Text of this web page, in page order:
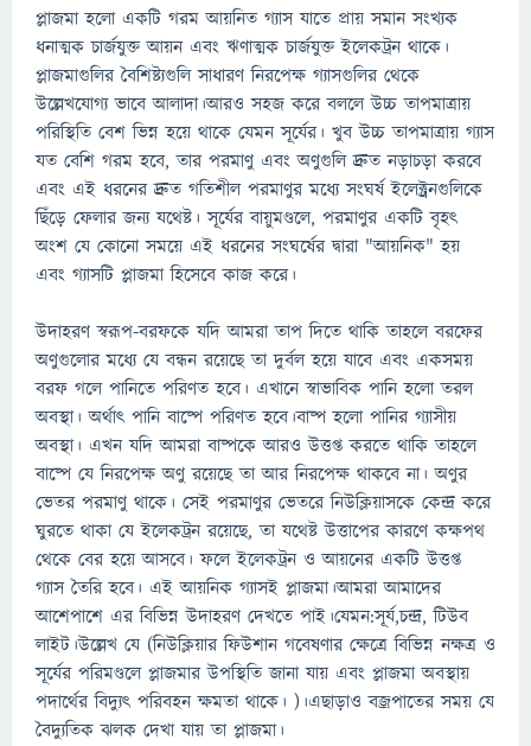
প্লাজমা হলো একটি গরম আয়নিত গ্যাস যাতে প্রায় সমান সংখ্যক
ধনাত্মক চার্জযুক্ত আয়ন এবং ঋণাত্মক চার্জযুক্ত ইলেকট্রন থাকে।
প্লাজমাগুলির বৈশিষ্ট্যগুলি সাধারণ নিরপেক্ষ গ্যাসগুলির থেকে
উল্লেখযোগ্য ভাবে আলাদা।আরও সহজ করে বললে উচ্চ তাপমাত্রায়
পরিস্থিতি বেশ ভিন্ন হয়ে থাকে যেমন সূর্যের। খুব উচ্চ তাপমাত্রায় গ্যাস
যত বেশি গরম হবে, তার পরমাণু এবং অণুগুলি দ্রুত নড়াচড়া করবে
এবং এই ধরনের দ্রুত গতিশীল পরমাণুর মধ্যে সংঘর্ষ ইলেক্ট্রনগুলিকে
ছিঁড়ে ফেলার জন্য যথেষ্ট। সূর্যের বায়ুমণ্ডলে, পরমাণুর একটি বৃহৎ
অংশ যে কোনো সময়ে এই ধরনের সংঘর্ষের দ্বারা "আয়নিক" হয়
এবং গ্যাসটি প্লাজমা হিসেবে কাজ করে।
উদাহরণ স্বরূপ-বরফকে যদি আমরা তাপ দিতে থাকি তাহলে বরফের
অণুগুলোর মধ্যে যে বন্ধন রয়েছে তা দুর্বল হয়ে যাবে এবং একসময়
বরফ গলে পানিতে পরিণত হবে। এখানে স্বাভাবিক পানি হলো তরল
অবস্থা। অর্থাৎ পানি বাষ্পে পরিণত হবে।বাষ্প হলো পানির গ্যাসীয়
অবস্থা। এখন যদি আমরা বাষ্পকে আরও উত্তপ্ত করতে থাকি তাহলে
বাষ্পে যে নিরপেক্ষ অণু রয়েছে তা আর নিরপেক্ষ থাকবে না। অণুর
ভেতর পরমাণু থাকে। সেই পরমাণুর ভেতরে নিউক্লিয়াসকে কেন্দ্র করে
ঘুরতে থাকা যে ইলেকট্রন রয়েছে, তা যথেষ্ট উত্তাপের কারণে কক্ষপথ
থেকে বের হয়ে আসবে। ফলে ইলেকট্রন ও আয়নের একটি উত্তপ্ত
গ্যাস তৈরি হবে। এই আয়নিক গ্যাসই প্লাজমা।আমরা আমাদের
আশেপাশে এর বিভিন্ন উদাহরণ দেখতে পাই।যেমন:সূর্য,চন্দ্র, টিউব
লাইট।উল্লেখ যে (নিউক্লিয়ার ফিউশান গবেষণার ক্ষেত্রে বিভিন্ন নক্ষত্র ও
সূর্যের পরিমণ্ডলে প্লাজমার উপস্থিতি জানা যায় এবং প্লাজমা অবস্থায়
পদার্থের বিদ্যুৎ পরিবহন ক্ষমতা থাকে। )।এছাড়াও বজ্রপাতের সময় যে
বৈদ্যুতিক ঝলক দেখা যায় তা প্লাজমা।